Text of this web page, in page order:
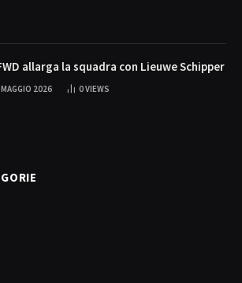
allarga la squadra con Lieuwe Schipper
2026 0VIEWS